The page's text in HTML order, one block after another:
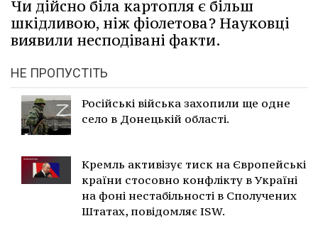
Чи дійсно біла картопля є більш
шкідливою, ніж фіолетова? Науковці
виявили несподівані факти.
НЕ ПРОПУСТІТЬ
Російські війська захопили ще одне
село в Донецькій області.
Кремль активізує тиск на Європейські
країни стосовно конфлікту в Україні
на фоні нестабільності в Сполучених
Штатах, повідомляє ISW.